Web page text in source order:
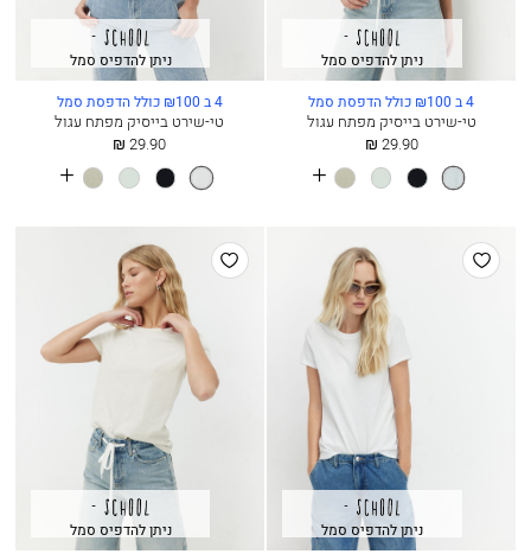
ניתן להדפיס סמל
4 ב ₪100 כולל הדפסת סמל
טי-שירט בייסיק מפתח עגול
החל
29.90 ₪
שמיים
בהירים.
שחור סלדין חאקיSee
more
ניתן להדפיס סמל
4 ב ₪100 כולל הדפסת סמל
טי-שירט בייסיק מפתח עגול
החל
29.90 ₪
אפור
בהיר
שחור סלדין חאקיSee
more
הוסף
למועדפים
ניתן להדפיס סמל
הוסף
למועדפים
ניתן להדפיס סמל